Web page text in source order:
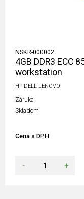
NSKR-000002
4GB DDR3 ECC
workstation
HP DELL LENOVO
Záruka
Skladom
Cena s DPH
- +